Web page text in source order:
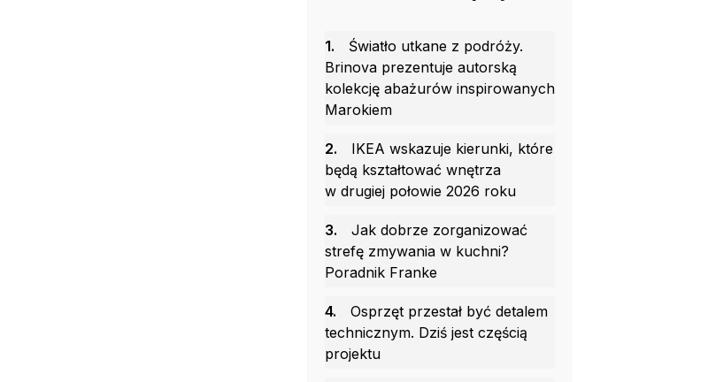
1.
Światło utkane z podróży.
Brinova prezentuje autorską
kolekcję abażurów inspirowanych
Marokiem
2.
IKEA wskazuje kierunki, które
będą kształtować wnętrza
w drugiej połowie 2026 roku
3.
Jak dobrze zorganizować
strefę zmywania w kuchni?
Poradnik Franke
4.
Osprzęt przestał być detalem
technicznym. Dziś jest częścią
projektu